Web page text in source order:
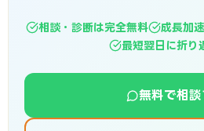
相談・診断は完全無料
成長加
最短翌日に折り
無料で相談